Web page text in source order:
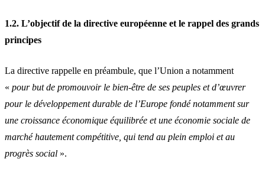
1.2. L’objectif de la directive européenne et le rappel des grands
principes
La directive rappelle en préambule, que l’Union a notamment
« pour but de promouvoir le bien-être de ses peuples et d’œuvrer
pour le développement durable de l’Europe fondé notamment sur
une croissance économique équilibrée et une économie sociale de
marché hautement compétitive, qui tend au plein emploi et au
progrès social ».